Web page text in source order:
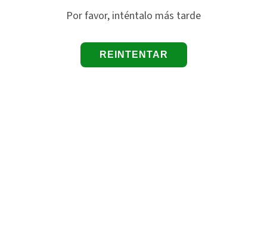
Por favor, inténtalo más tarde
REINTENTAR